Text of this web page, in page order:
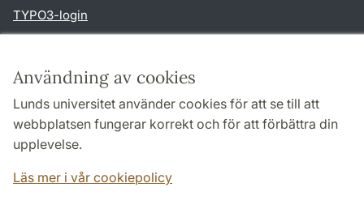
Användning av cookies
Lunds universitet använder cookies för att se till att
webbplatsen fungerar korrekt och för att förbättra din
upplevelse.
Läs mer i vår cookiepolicy
TYPO3-login
Samarbeten och nätverk